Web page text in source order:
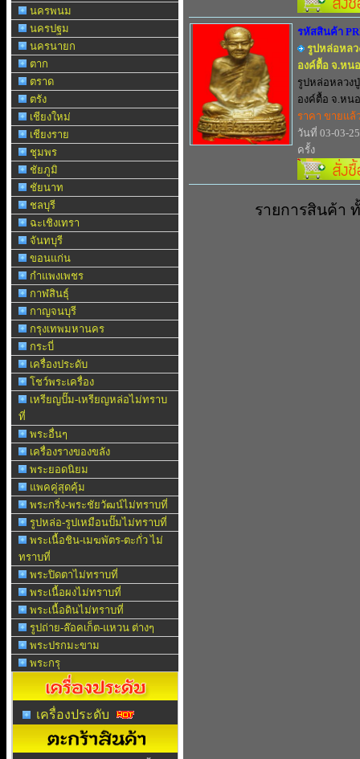
นครพนม
นครปฐม
นครนายก
ตาก
ตราด
ตรัง
เชียงใหม่
เชียงราย
ชุมพร
ชัยภูมิ
ชัยนาท
ชลบุรี
ฉะเชิงเทรา
จันทบุรี
ขอนแก่น
กำแพงเพชร
กาฬสินธุ์
กาญจนบุรี
กรุงเทพมหานคร
กระบี่
เครื่องประดับ
โชว์พระเครื่อง
เหรียญปั๊ม-เหรียญหล่อไม่ทราบ
ที่
พระอื่นๆ
เครื่องรางของขลัง
พระยอดนิยม
แพคคู่สุดคุ้ม
พระกริ่ง-พระชัยวัฒน์ไม่ทราบที่
รูปหล่อ-รูปเหมือนปั๊มไม่ทราบที่
พระเนื้อชิน-เมฆพัตร-ตะกั่ว ไม่
ทราบที่
พระปิดตาไม่ทราบที่
พระเนื้อผงไม่ทราบที่
พระเนื้อดินไม่ทราบที่
รูปถ่าย-ล๊อคเก็ต-แหวน ต่างๆ
พระปรกมะขาม
พระกรุ
เครื่องประดับ
รหัสสินค้า
รูปหล่อหล
องค์ตื้อ จ.หน
รูปหล่อหลวง
องค์ตื้อ จ.หน
ราคา ขายแล้
วันที่ 03-03-
ครั้ง
รายการสินค้า